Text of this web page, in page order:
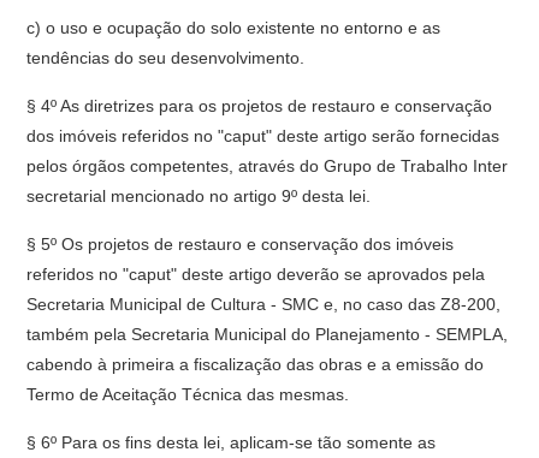
c) o uso e ocupação do solo existente no entorno e as
tendências do seu desenvolvimento.
§ 4º As diretrizes para os projetos de restauro e conservação
dos imóveis referidos no "caput" deste artigo serão fornecidas
pelos órgãos competentes, através do Grupo de Trabalho Inter
secretarial mencionado no artigo 9º desta lei.
§ 5º Os projetos de restauro e conservação dos imóveis
referidos no "caput" deste artigo deverão se aprovados pela
Secretaria Municipal de Cultura - SMC e, no caso das Z8-200,
também pela Secretaria Municipal do Planejamento - SEMPLA,
cabendo à primeira a fiscalização das obras e a emissão do
Termo de Aceitação Técnica das mesmas.
§ 6º Para os fins desta lei, aplicam-se tão somente as